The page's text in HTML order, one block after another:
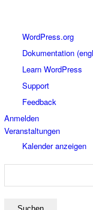
WordPress
WordPress.org
Dokumentation
Learn WordPress
Support
Feedback
Anmelden
Veranstaltungen
Kalender anzeigen
Suchen